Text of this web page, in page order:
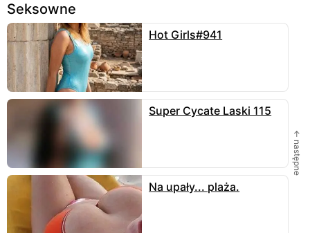
Seksowne
Hot Girls#941
Super Cycate Laski 115
Na upały... plaża.
← następne